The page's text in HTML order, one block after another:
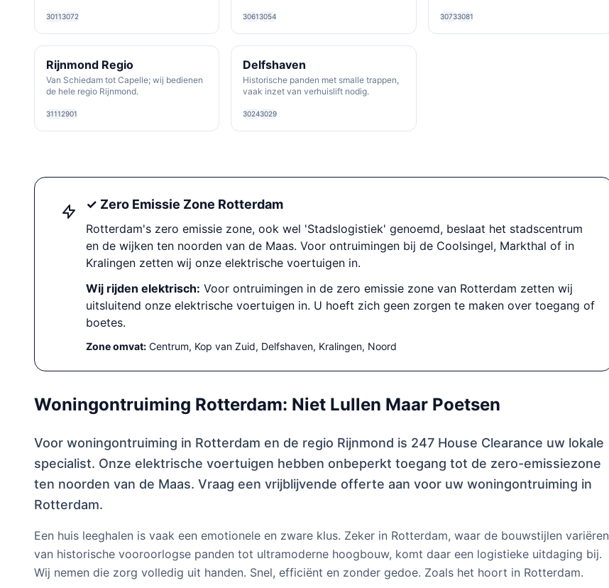
30113072 30613054 30733081
Rijnmond Regio
Van Schiedam tot Capelle; wij bedienen
de hele regio Rijnmond.
31112901
Delfshaven
Historische panden met smalle trappen,
vaak inzet van verhuislift nodig.
30243029
✓ Zero Emissie Zone Rotterdam
Rotterdam's zero emissie zone, ook wel 'Stadslogistiek' genoemd, beslaat het stadscentrum
en de wijken ten noorden van de Maas. Voor ontruimingen bij de Coolsingel, Markthal of in
Kralingen zetten wij onze elektrische voertuigen in.
Wij rijden elektrisch: Voor ontruimingen in de zero emissie zone van Rotterdam zetten wij
uitsluitend onze elektrische voertuigen in. U hoeft zich geen zorgen te maken over toegang of
boetes.
Zone omvat: Centrum, Kop van Zuid, Delfshaven, Kralingen, Noord
Woningontruiming Rotterdam: Niet Lullen Maar Poetsen
Voor woningontruiming in Rotterdam en de regio Rijnmond is 247 House Clearance uw lokale
specialist. Onze elektrische voertuigen hebben onbeperkt toegang tot de zero-emissiezone
ten noorden van de Maas. Vraag een vrijblijvende offerte aan voor uw woningontruiming in
Rotterdam.
Een huis leeghalen is vaak een emotionele en zware klus. Zeker in Rotterdam, waar de bouwstijlen variëren
van historische vooroorlogse panden tot ultramoderne hoogbouw, komt daar een logistieke uitdaging bij.
Wij nemen die zorg volledig uit handen. Snel, efficiënt en zonder gedoe. Zoals het hoort in Rotterdam.